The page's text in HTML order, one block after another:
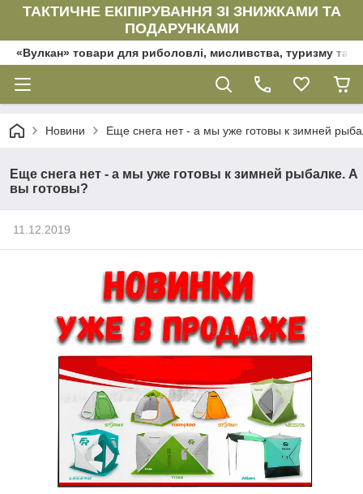
ТАКТИЧНЕ ЕКІПІРУВАННЯ ЗІ ЗНИЖКАМИ ТА
ПОДАРУНКАМИ
«Вулкан» товари для риболовлі, мисливства, туризму та
Новини Еще снега нет - а мы уже готовы к зимней
Еще снега нет - а мы уже готовы к зимней рыбалке. А
вы готовы?
11.12.2019